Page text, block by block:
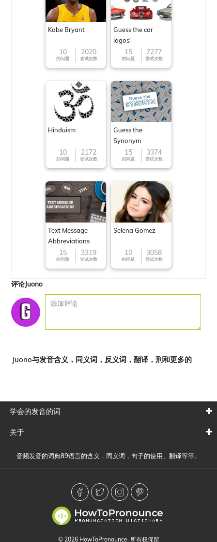
Kobe Bryant
10
的问题
2020
尝试次数
Guess the car
logos!
15
的问题
7277
尝试次数
Hinduism
10
的问题
2172
尝试次数
Guess the
Synonym
15
的问题
3374
尝试次数
Text Message
Abbreviations
15
的问题
3319
尝试次数
Selena Gomez
10
的问题
3058
尝试次数
评论Juono
Juono与发音含义，同义词，反义词，翻译，刑和更多的
学会的发音的词
关于
音频发音的词典89语言的含义，同义词，句子的使用、翻译等等。
© 2026 HowToPronounce. 所有权保留